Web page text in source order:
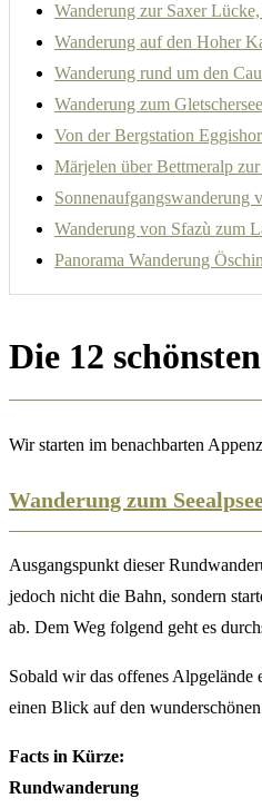
Wanderung zur Saxer
Wanderung auf den Hoher
Wanderung rund um den
Wanderung zum
Von der Bergstation
Märjelen über Bettmeralp
Sonnenaufgangswanderung
Wanderung von Sfazù zum
Panorama Wanderung
Die 12
Wir starten im benachbarten
Wanderung zum
Ausgangspunkt dieser
jedoch nicht die Bahn, sondern
ab. Dem Weg folgend geht es
Sobald wir das offenes
einen Blick auf den
Facts in Kürze:
Rundwanderung